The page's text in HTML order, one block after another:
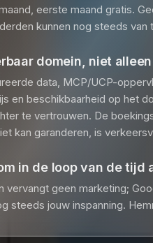
eerste maand gratis.
kunnen nog steeds van
domein, niet
data, MCP/UCP-
en beschikbaarheid op het
te vertrouwen. De
kan garanderen, is
in de loop van de tijd
vervangt geen marketing;
steeds jouw inspanning.